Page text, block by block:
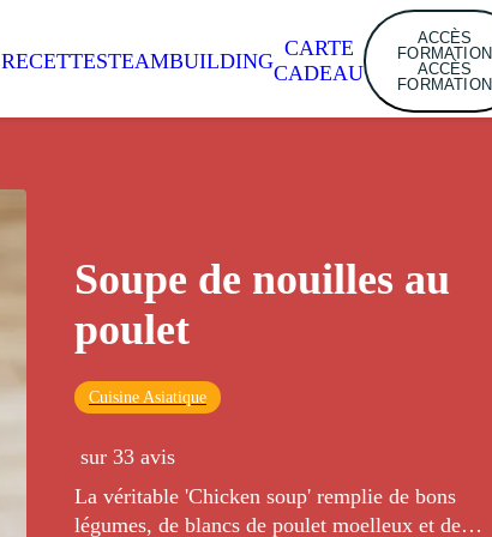
RECETTESTEAMBUILDING
CARTE
CADEAU
ACCÈS
FORMATION
ACCÈS
FORMATION
Soupe de nouilles au
poulet
Cuisine Asiatique
sur 33 avis
La véritable 'Chicken soup' remplie de bons
légumes, de blancs de poulet moelleux et de